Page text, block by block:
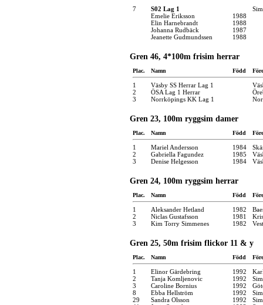
7
S02 Lag 1
Emelie Eriksson
1988
Elin Harnebrandt
1988
Johanna Rudbäck
1987
Jeanette Gudmundssen
1988
Gren 46, 4*100m frisim herrar
Plac. Namn Född
1 Väsby SS Herrar Lag 1
2
ÖSA Lag 1 Herrar
3
Norrköpings KK Lag 1
Gren 23, 100m ryggsim damer
Plac. Namn Född
1 Mariel Andersson 1984
2
Gabriella Fagundez 1985
3
Denise Helgesson 1984
Gren 24, 100m ryggsim herrar
Plac. Namn Född
1 Aleksander Hetland 1982
2
Niclas Gustafsson 1981
3
Kim Torry Simmenes 1982
Gren 25, 50m frisim flickor 11 & y
Plac. Namn Född
1 Elinor Gärdebring 1992
2
Tanja Komljenovic 1992
3
Caroline Bornius 1992
8
Ebba Hellström 1992
29
Sandra Olsson 1992